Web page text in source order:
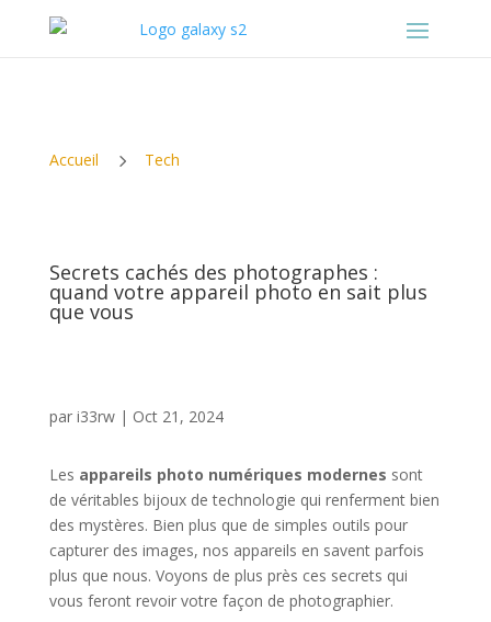
Accueil 5 Tech
Secrets cachés des photographes :
quand votre appareil photo en sait plus
que vous
par i33rw| Oct 21, 2024
Les appareils photo numériques modernes sont
de véritables bijoux de technologie qui renferment bien
des mystères. Bien plus que de simples outils pour
capturer des images, nos appareils en savent parfois
plus que nous. Voyons de plus près ces secrets qui
vous feront revoir votre façon de photographier.